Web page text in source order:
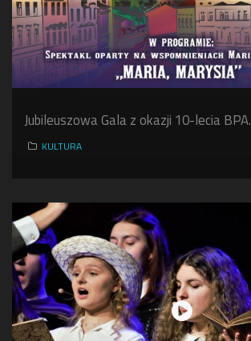
Jubileuszowa Gala z okazji 10-lecia
KULTURA